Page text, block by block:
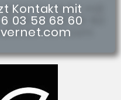
Kontakt mit
03 58 68 60